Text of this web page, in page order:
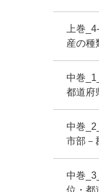
上巻
産の種
中巻
都道府
中巻
市部－
中巻
位・都